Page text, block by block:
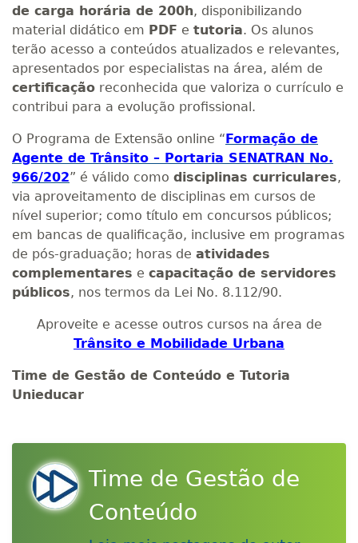
de carga horária de 200h, disponibilizando
material didático em PDF e tutoria. Os alunos
terão acesso a conteúdos atualizados e relevantes,
apresentados por especialistas na área, além de
certificação reconhecida que valoriza o currículo e
contribui para a evolução profissional.
O Programa de Extensão online “Formação de
Agente de Trânsito – Portaria SENATRAN No.
966/202” é válido como disciplinas curriculares,
via aproveitamento de disciplinas em cursos de
nível superior; como título em concursos públicos;
em bancas de qualificação, inclusive em programas
de pós-graduação; horas de atividades
complementares e capacitação de servidores
públicos, nos termos da Lei No. 8.112/90.
Aproveite e acesse outros cursos na área de
Trânsito e Mobilidade Urbana
Time de Gestão de Conteúdo e Tutoria
Unieducar
Time de Gestão de
Conteúdo